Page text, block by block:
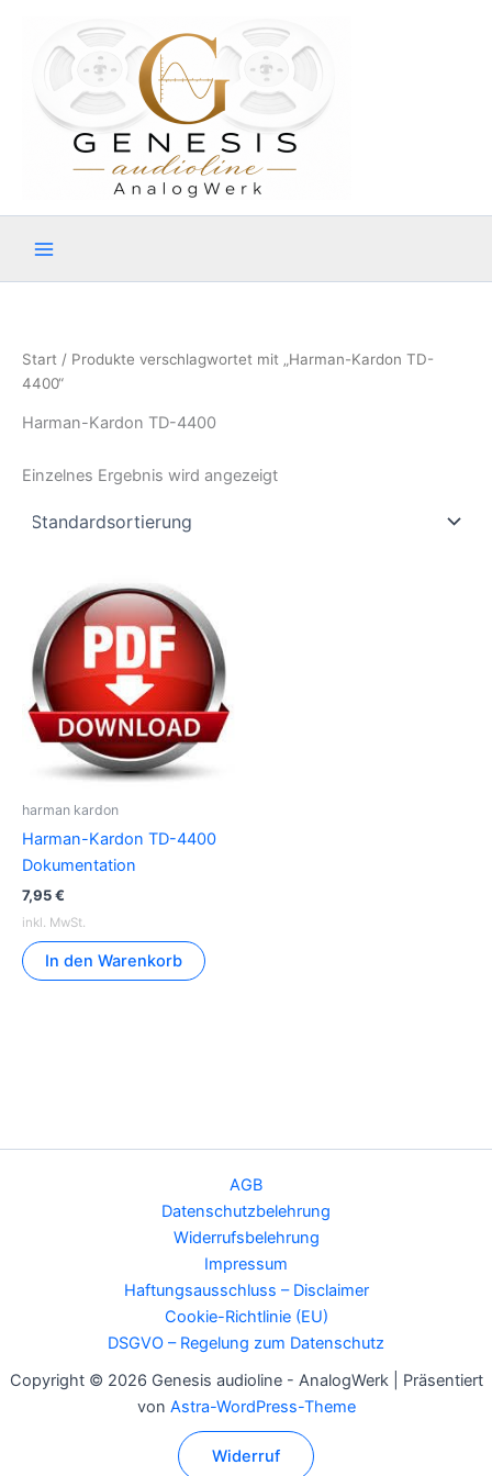
springen
Start / Produkte verschlagwortet mit „Harman-Kardon TD-
4400“
Harman-Kardon TD-4400
Einzelnes Ergebnis wird angezeigt
harman kardon
Harman-Kardon TD-4400
Dokumentation
7,95€
inkl. MwSt.
In den Warenkorb
AGB
Datenschutzbelehrung
Widerrufsbelehrung
Impressum
Haftungsausschluss – Disclaimer
Cookie-Richtlinie (EU)
DSGVO – Regelung zum Datenschutz
Copyright © 2026 Genesis audioline - AnalogWerk | Präsentiert
von Astra-WordPress-Theme
Widerruf